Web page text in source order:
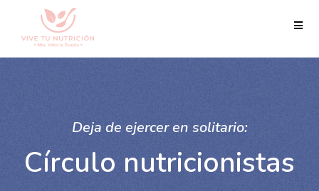
Deja de ejercer en solitario:
Círculo nutricionistas